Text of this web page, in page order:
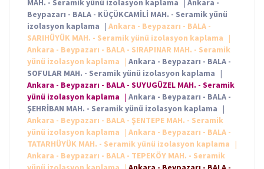
MAH. - Seramik yünü izolasyon kaplama | Ankara -
Beypazarı - BALA - KÜÇÜKCAMİLİ MAH. - Seramik yünü
izolasyon kaplama | Ankara - Beypazarı - BALA -
SARIHÜYÜK MAH. - Seramik yünü izolasyon kaplama
|
Ankara - Beypazarı - BALA - SIRAPINAR MAH. - Seramik
yünü izolasyon kaplama
| Ankara - Beypazarı - BALA -
SOFULAR MAH. - Seramik yünü izolasyon kaplama |
Ankara - Beypazarı - BALA - SUYUGÜZEL MAH. - Seramik
yünü izolasyon kaplama | Ankara - Beypazarı - BALA -
ŞEHRİBAN MAH. - Seramik yünü izolasyon kaplama |
Ankara - Beypazarı - BALA - ŞENTEPE MAH. - Seramik
yünü izolasyon kaplama
| Ankara - Beypazarı - BALA -
TATARHÜYÜK MAH. - Seramik yünü izolasyon kaplama
|
Ankara - Beypazarı - BALA - TEPEKÖY MAH. - Seramik